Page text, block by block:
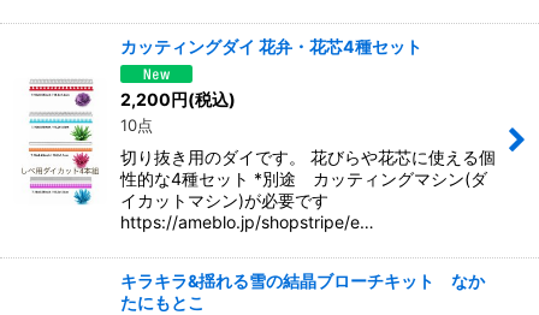
カッティングダイ 花弁・花芯4種セット
2,200円(税込)
10点
切り抜き用のダイです。 花びらや花芯に使える個
性的な4種セット *別途 カッティングマシン(ダ
イカットマシン)が必要です
https://ameblo.jp/shopstripe/e…
キラキラ&揺れる雪の結晶ブローチキット なか
たにもとこ